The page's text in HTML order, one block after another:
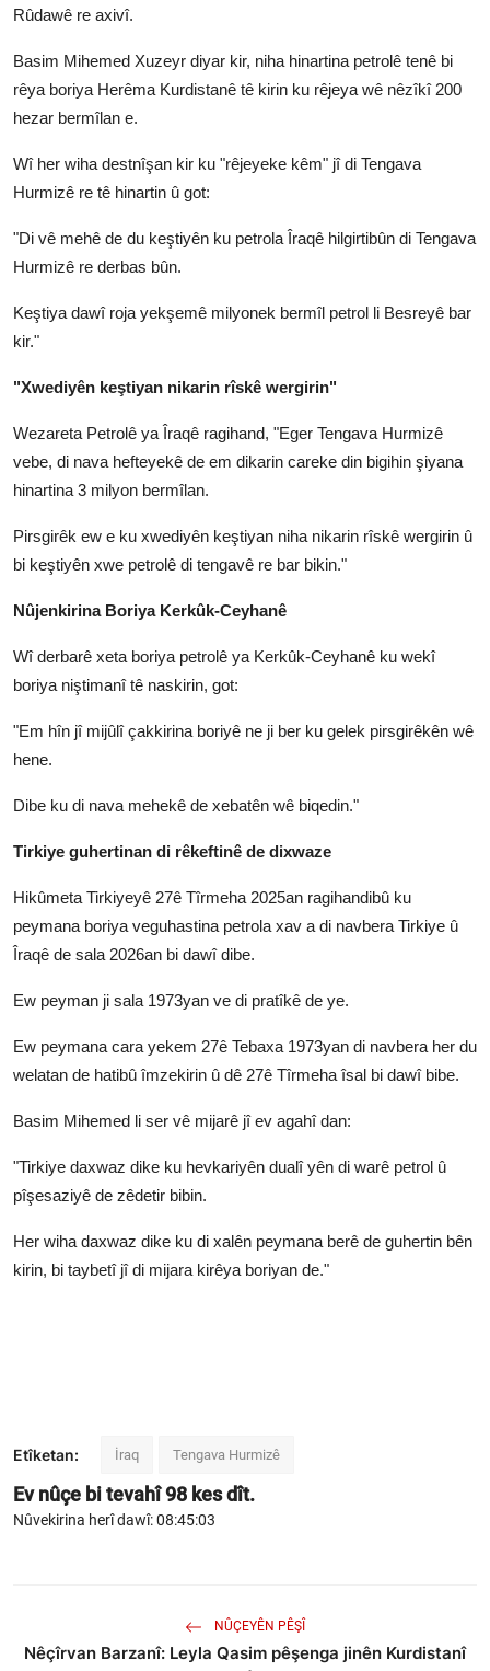
Rûdawê re axivî.
Basim Mihemed Xuzeyr diyar kir, niha hinartina petrolê tenê bi
rêya boriya Herêma Kurdistanê tê kirin ku rêjeya wê nêzîkî 200
hezar bermîlan e.
Wî her wiha destnîşan kir ku "rêjeyeke kêm" jî di Tengava
Hurmizê re tê hinartin û got:
"Di vê mehê de du keştiyên ku petrola Îraqê hilgirtibûn di Tengava
Hurmizê re derbas bûn.
Keştiya dawî roja yekşemê milyonek bermîl petrol li Besreyê bar
kir."
"Xwediyên keştiyan nikarin rîskê wergirin"
Wezareta Petrolê ya Îraqê ragihand, "Eger Tengava Hurmizê
vebe, di nava hefteyekê de em dikarin careke din bigihin şiyana
hinartina 3 milyon bermîlan.
Pirsgirêk ew e ku xwediyên keştiyan niha nikarin rîskê wergirin û
bi keştiyên xwe petrolê di tengavê re bar bikin."
Nûjenkirina Boriya Kerkûk-Ceyhanê
Wî derbarê xeta boriya petrolê ya Kerkûk-Ceyhanê ku wekî
boriya niştimanî tê naskirin, got:
"Em hîn jî mijûlî çakkirina boriyê ne ji ber ku gelek pirsgirêkên wê
hene.
Dibe ku di nava mehekê de xebatên wê biqedin."
Tirkiye guhertinan di rêkeftinê de dixwaze
Hikûmeta Tirkiyeyê 27ê Tîrmeha 2025an ragihandibû ku
peymana boriya veguhastina petrola xav a di navbera Tirkiye û
Îraqê de sala 2026an bi dawî dibe.
Ew peyman ji sala 1973yan ve di pratîkê de ye.
Ew peymana cara yekem 27ê Tebaxa 1973yan di navbera her du
welatan de hatibû îmzekirin û dê 27ê Tîrmeha îsal bi dawî bibe.
Basim Mihemed li ser vê mijarê jî ev agahî dan:
"Tirkiye daxwaz dike ku hevkariyên dualî yên di warê petrol û
pîşesaziyê de zêdetir bibin.
Her wiha daxwaz dike ku di xalên peymana berê de guhertin bên
kirin, bi taybetî jî di mijara kirêya boriyan de."
Etîketan: İraq Tengava Hurmizê
Ev nûçe bi tevahî98 kes dît.
Nûvekirina herî dawî: 08:45:03
NÛÇEYÊN PÊŞÎ
Nêçîrvan Barzanî: Leyla Qasim pêşenga jinên Kurdistanî